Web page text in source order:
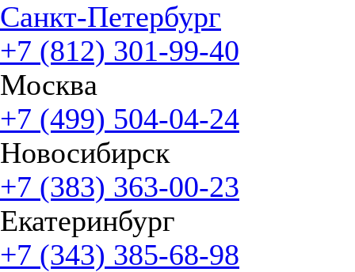
Санкт-Петербург
+7 (812) 301-99-40
Москва
+7 (499) 504-04-24
Новосибирск
+7 (383) 363-00-23
Екатеринбург
+7 (343) 385-68-98